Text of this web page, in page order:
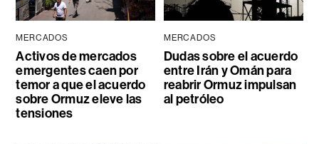
MERCADOS
Activos de mercados
emergentes caen por
temor a que el acuerdo
sobre Ormuz eleve las
tensiones
MERCADOS
Dudas sobre el acuerdo
entre Irán y Omán para
reabrir Ormuz impulsan
al petróleo